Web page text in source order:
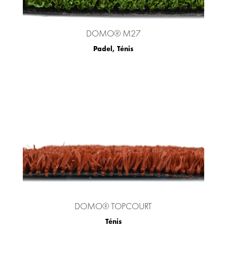
DOMO® M27
Padel,Ténis
DOMO® TOPCOURT
Ténis